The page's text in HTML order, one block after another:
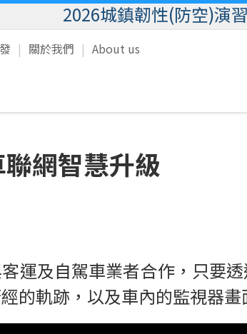
2026城鎮韌性(防空)演
關於我們 About us
網智慧升級
運及自駕車業者合作，只要
的軌跡，以及車內的監視器畫